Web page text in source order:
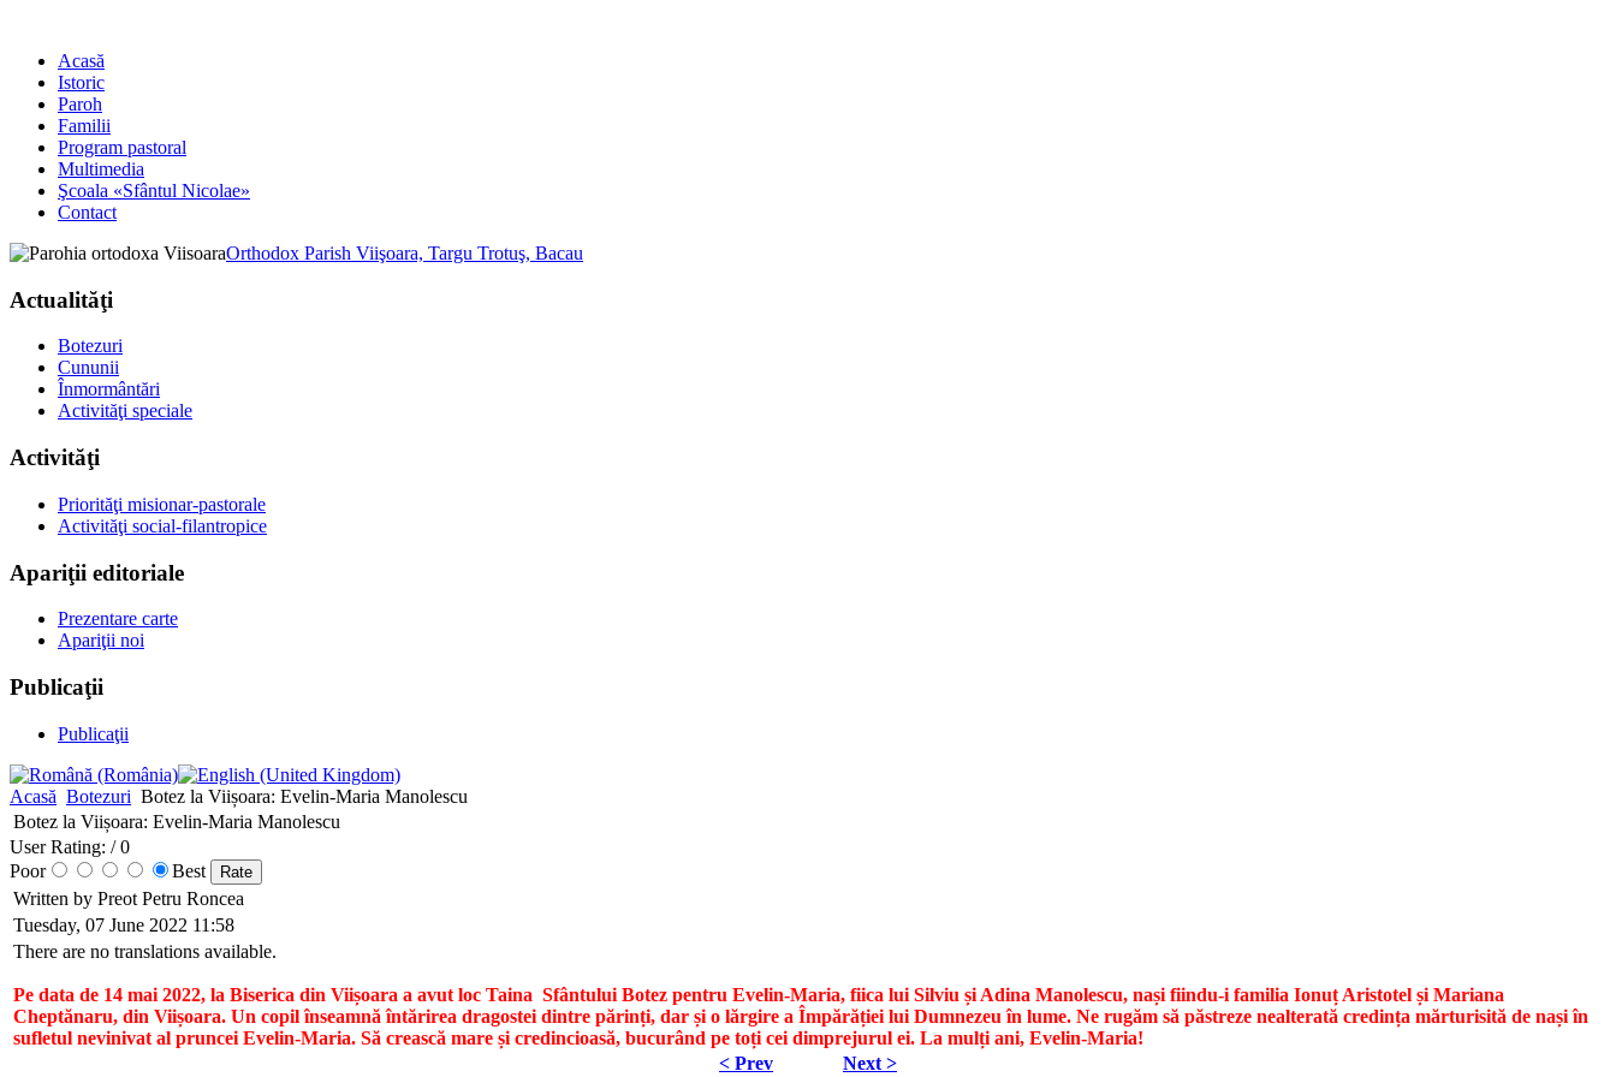
Acasă
Istoric
Paroh
Familii
Program pastoral
Multimedia
Şcoala «Sfântul Nicolae»
Contact
Orthodox Parish Viişoara, Targu Trotuş, Bacau
Actualităţi
Botezuri
Cununii
Înmormântări
Activităţi speciale
Activităţi
Priorităţi misionar-pastorale
Activităţi social-filantropice
Apariţii editoriale
Prezentare carte
Apariţii noi
Publicaţii
Publicaţii
Acasă Botezuri Botez la Viișoara: Evelin-Maria Manolescu
Botez la Viișoara: Evelin-Maria Manolescu
User Rating: / 0
Poor
Best
Written by Preot Petru Roncea
Tuesday, 07 June 2022 11:58
There are no translations available.
Pe data de 14 mai 2022, la Biserica din Viișoara a avut loc Taina Sfântului Botez pentru Evelin-Maria, fiica lui Silviu și Adina Manolescu, nași fiindu-i familia Ionuț Aristotel și Mariana
Cheptănaru, din Viișoara. Un copil înseamnă întărirea dragostei dintre părinți, dar și o lărgire a Împărăției lui Dumnezeu în lume. Ne rugăm să păstreze nealterată credința mărturisită de nași în
sufletul nevinivat al pruncei Evelin-Maria. Să crească mare și credincioasă, bucurând pe toți cei dimprejurul ei. La mulți ani, Evelin-Maria!
< Prev
Next >